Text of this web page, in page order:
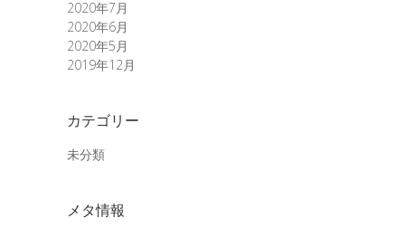
2020年7月
2020年6月
2020年5月
2019年12月
カテゴリー
未分類
メタ情報